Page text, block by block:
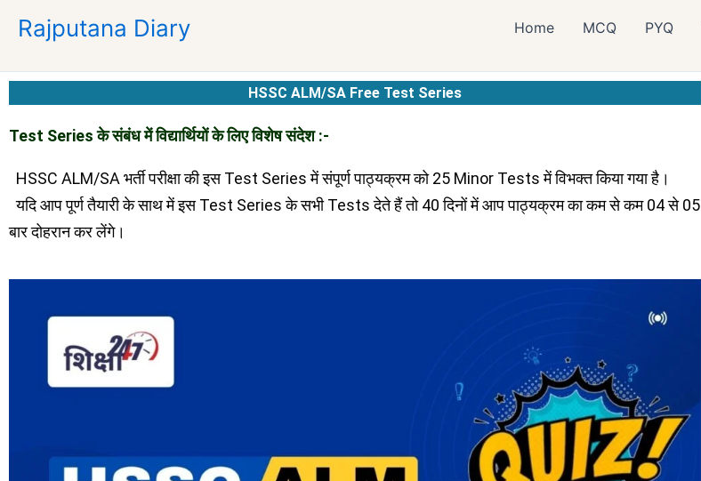
Rajputana Diary Home MCQ PYQ
HSSC ALM/SA Free Test Series
Test Series के संबंध में विद्यार्थियों के लिए विशेष संदेश :-
HSSC ALM/SA भर्ती परीक्षा की इस Test Series में संपूर्ण पाठ्यक्रम को 25 Minor Tests में विभक्त किया गया है।
यदि आप पूर्ण तैयारी के साथ में इस Test Series के सभी Tests देते हैं तो 40 दिनों में आप पाठ्यक्रम का कम से कम 04 से 05
बार दोहरान कर लेंगे।